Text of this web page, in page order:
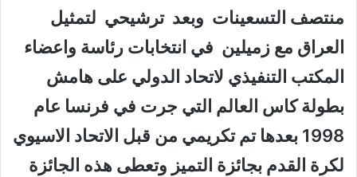
منتصف التسعينات وبعد ترشيحي لتمثيل
العراق مع زميلين في انتخابات رئاسة واعضاء
المكتب التنفيذي لاتحاد الدولي على هامش
بطولة كاس العالم التي جرت في فرنسا عام
1998 بعدها تم تكريمي من قبل الاتحاد الاسيوي
لكرة القدم بجائزة التميز وتعطى هذه الجائزة